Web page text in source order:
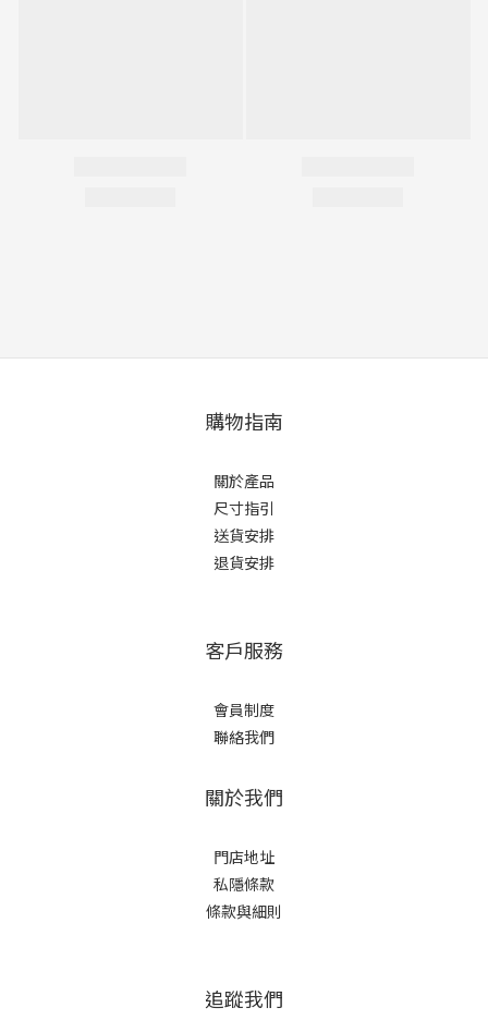
購物指南
關於產品
尺寸指引
送貨安排
退貨安排
客戶服務
會員制度
聯絡我們
關於我們
門店地址
私隱條款
條款與細則
追蹤我們